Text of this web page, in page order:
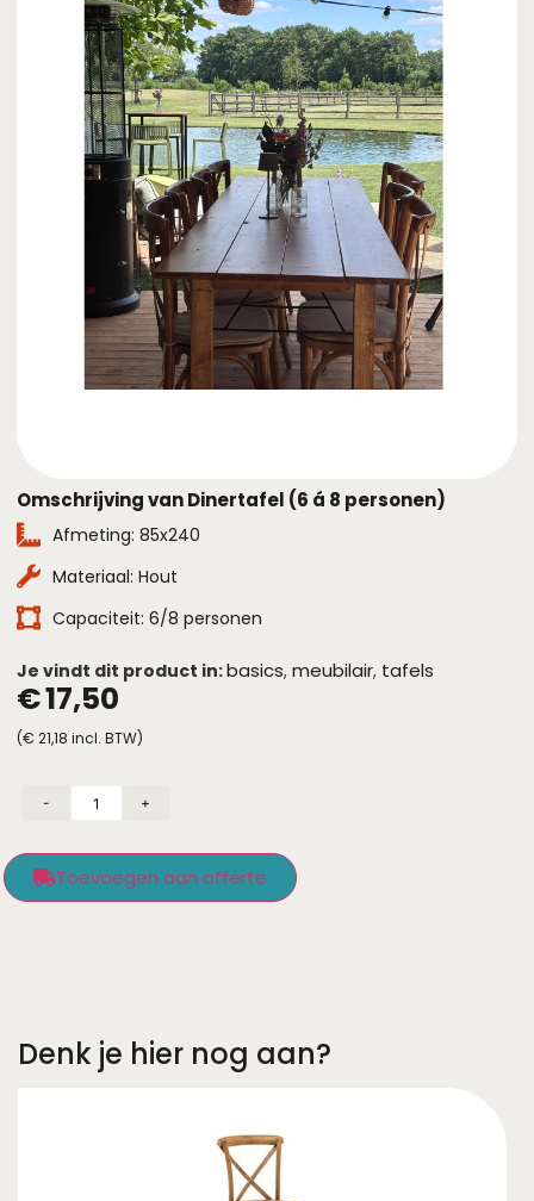
Omschrijving van Dinertafel (6 á 8 personen)
Afmeting: 85x240
Materiaal: Hout
Capaciteit: 6/8 personen
Je vindt dit product in:basics, meubilair, tafels
€17,50
(€ 21,18 incl. BTW)
- +
Toevoegen aan offerte
Denk je hier nog aan?